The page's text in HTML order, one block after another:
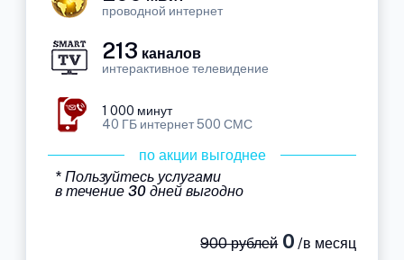
проводной интернет
213 каналов
интерактивное телевидение
1 000 минут
40 ГБ интернет 500 СМС
по акции выгоднее
* Пользуйтесь услугами
в течение 30 дней выгодно
900 рублей0 /в месяц